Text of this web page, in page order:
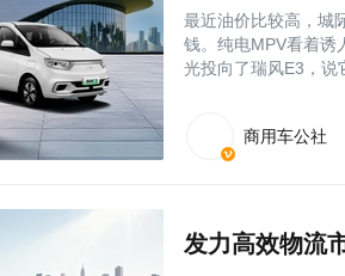
最近油价比较高，城
钱。纯电MPV看着诱
光投向了瑞风E3，说
商用车公社
发力高效物流